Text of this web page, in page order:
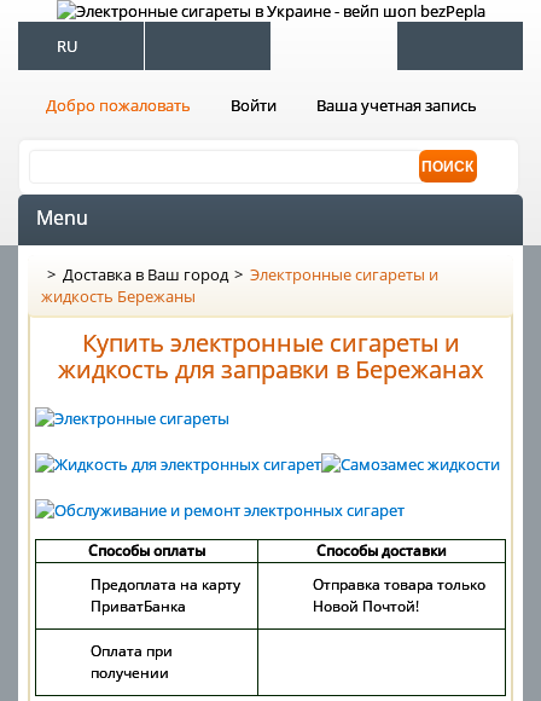
RU
Добро пожаловать Войти Ваша учетная запись
Menu
> Доставка в Ваш город > Электронные сигареты и
жидкость Бережаны
Купить электронные сигареты и
жидкость для заправки в Бережанах
Способы оплаты
Способы доставки
Предоплата на карту
ПриватБанка
Отправка товара только
Новой Почтой!
Оплата при
получении